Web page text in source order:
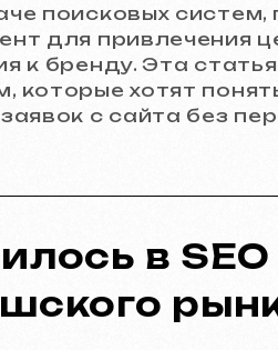
поисковых
для привлечения
к бренду. Эта
которые хотят
с сайта без
в